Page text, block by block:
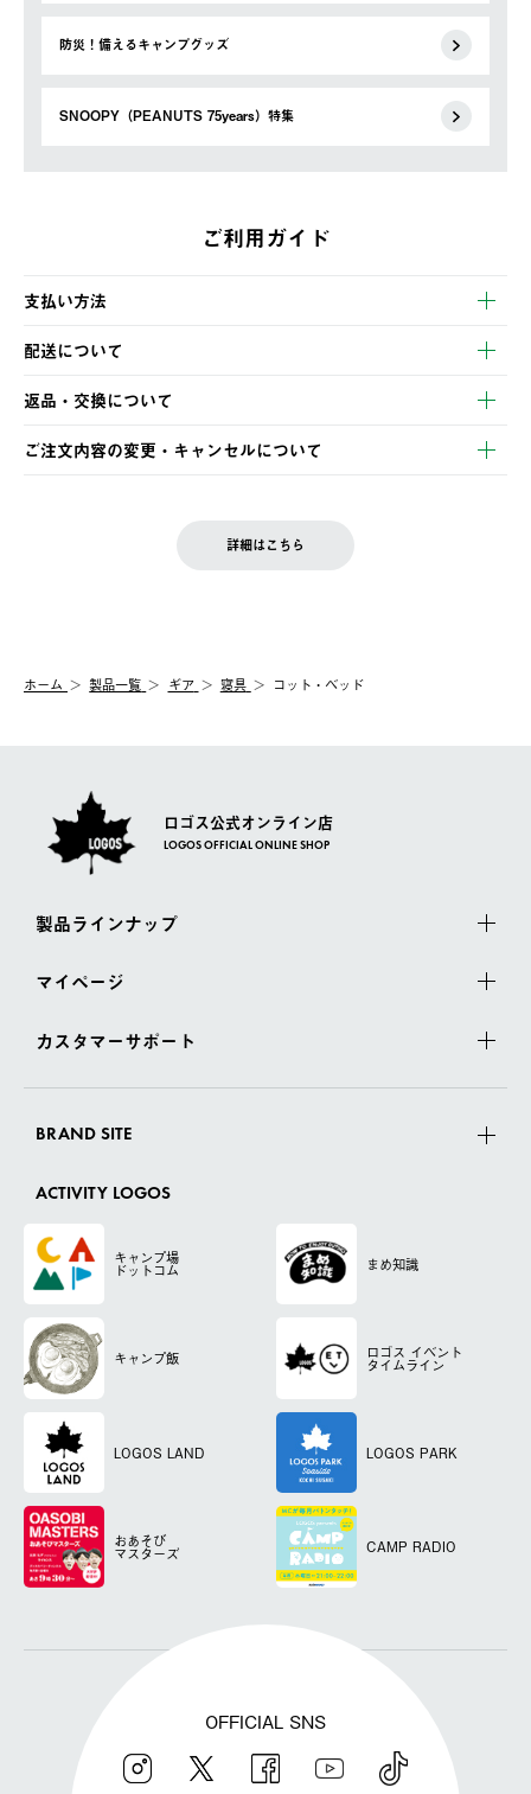
防災！備えるキャンプグッズ
SNOOPY（PEANUTS 75years）特集
ご利用ガイド
支払い方法
以下のいずれかの方法でお支払いいただけます。
・クレジットカード決済
・コンビニ決済
・Pay-easy決済
配送について
【発送スケジュール】
ご注文・ご入金完了より2営業日以内に商品を発送いたします。
土日祝の発送はございませんので、木曜日以降のご注文は週明け
の発送となる場合がございます。
【配送業者】
佐川急便にて配送されます。
返品・交換について
※お客様都合の場合
お客様都合の返品にかかる送料は、お客様ご負担とさせていただ
一度お手元の商品を返品いただき、ご希望商品を再注文してくだ
ご注文内容の変更・キャンセルについて
LOGOS FAMILY会員の方は、会員マイページ内 購入履歴画面に
詳細はこちら
ホーム 製品一覧 ギア 寝具 コット・ベッド
ロゴス公式オンライン店
LOGOS OFFICIAL ONLINE SHOP
製品ラインナップ
マイページ
カスタマーサポート
BRAND SITE
ACTIVITY LOGOS
キャンプ場
ドットコム まめ知識
キャンプ飯 ロゴス イベント
タイムライン
LOGOS LAND LOGOS PARK
おあそび
マスターズ CAMP RADIO
OFFICIAL SNS